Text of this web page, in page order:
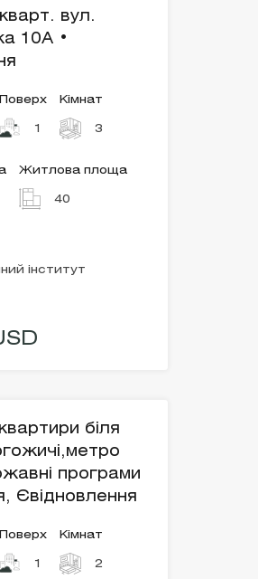
вул.
10А •
Поверх
1
Кімнат
3
Житлова площа
40
інститут
біля
програми
Євідновлення
Поверх
1
Кімнат
2